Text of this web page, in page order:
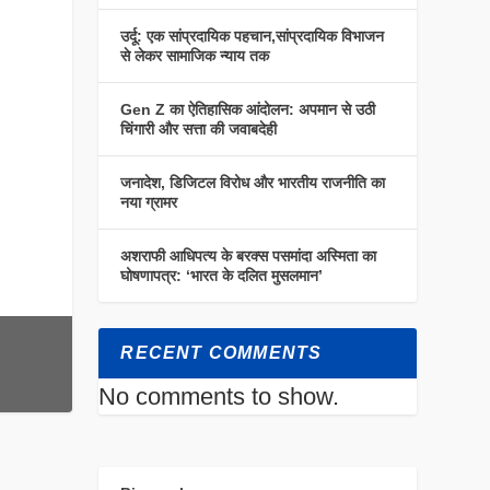
उर्दू: एक सांप्रदायिक पहचान,सांप्रदायिक विभाजन
से लेकर सामाजिक न्याय तक
Gen Z का ऐतिहासिक आंदोलन: अपमान से उठी
चिंगारी और सत्ता की जवाबदेही
जनादेश, डिजिटल विरोध और भारतीय राजनीति का
नया ग्रामर
अशराफी आधिपत्य के बरक्स पसमांदा अस्मिता का
घोषणापत्र: ‘भारत के दलित मुसलमान’
RECENT COMMENTS
No comments to show.